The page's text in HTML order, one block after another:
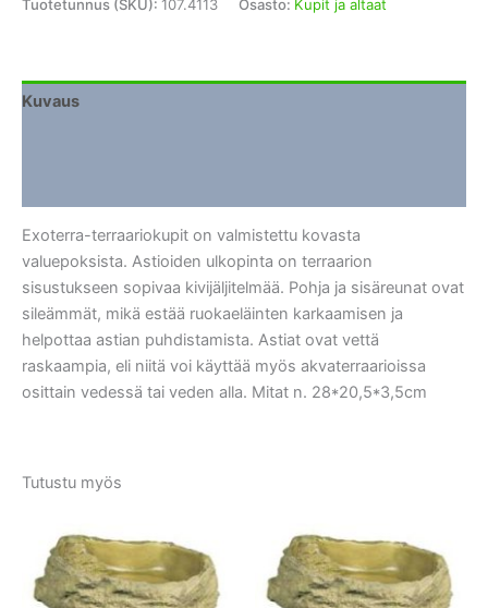
Tuotetunnus (SKU): 107.4113 Osasto: Kupit ja altaat
Kuvaus
Exoterra-terraariokupit on valmistettu kovasta
valuepoksista. Astioiden ulkopinta on terraarion
sisustukseen sopivaa kivijäljitelmää. Pohja ja sisäreunat ovat
sileämmät, mikä estää ruokaeläinten karkaamisen ja
helpottaa astian puhdistamista. Astiat ovat vettä
raskaampia, eli niitä voi käyttää myös akvaterraarioissa
osittain vedessä tai veden alla. Mitat n. 28*20,5*3,5cm
Tutustu myös